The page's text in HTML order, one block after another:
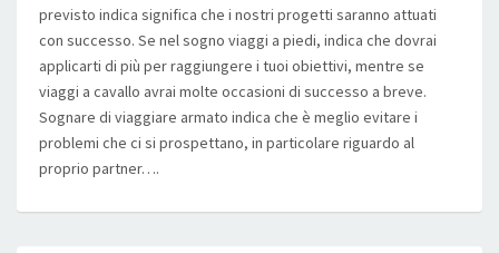
previsto indica significa che i nostri progetti saranno attuati
con successo. Se nel sogno viaggi a piedi, indica che dovrai
applicarti di più per raggiungere i tuoi obiettivi, mentre se
viaggi a cavallo avrai molte occasioni di successo a breve.
Sognare di viaggiare armato indica che è meglio evitare i
problemi che ci si prospettano, in particolare riguardo al
proprio partner….